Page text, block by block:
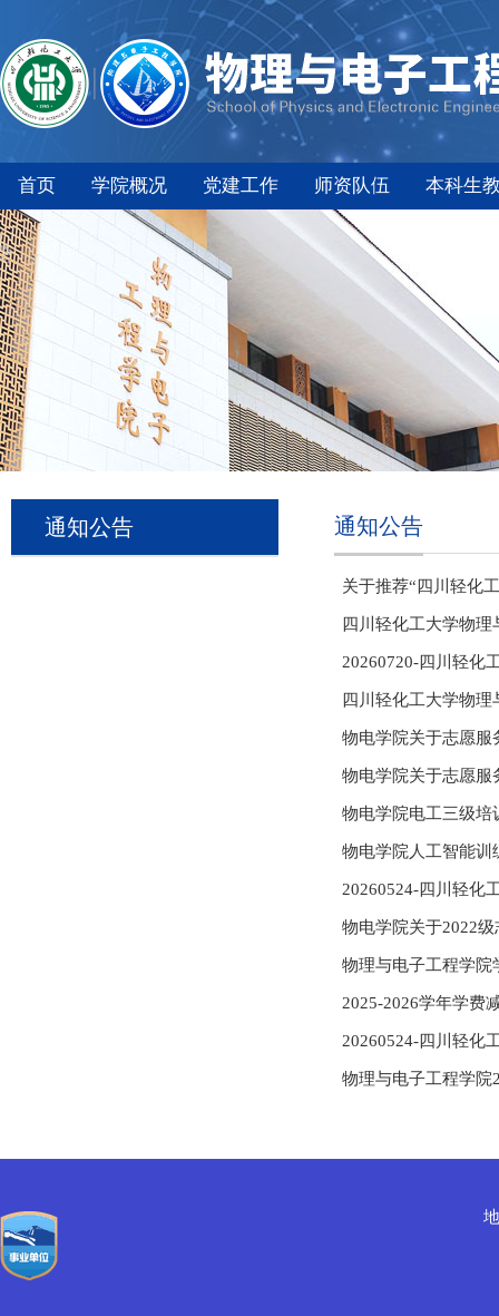
首页 学院概况 党建工作 师资队伍 本科生
通知公告 通知公告
关于推荐“四川轻化
四川轻化工大学物
20260720-四川轻化
四川轻化工大学物
物电学院关于志愿服
物电学院关于志愿服
物电学院电工三级培
物电学院人工智能训
20260524-四川轻化
物电学院关于2022
物理与电子工程学院
2025-2026学年学费
20260524-四川轻化
物理与电子工程学院